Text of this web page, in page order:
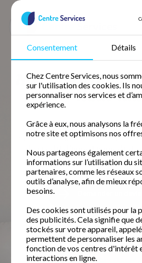
Consentement Détails
Chez Centre Services, nous
sur l'utilisation des cookies. Ils
personnaliser nos services et
expérience.
Grâce à eux, nous analysons la
notre site et optimisons nos
Nous partageons également
informations sur l’utilisation du
partenaires, comme les réseaux
outils d’analyse, afin de mieux
besoins.
Des cookies sont utilisés pour la
des publicités. Cela signifie que
stockés sur votre appareil,
permettent de personnaliser les
fonction de vos centres d'intérêt
interactions en ligne.
Ménage à
Haut-
Retrouvez votre temps libre
ménage fiable et
de crédit d'impôt immédiat
impeccable.